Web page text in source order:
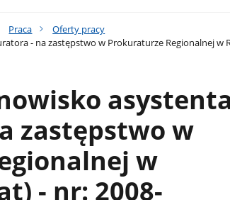
Praca
Oferty pracy
- na zastępstwo w Prokuraturze Regionalnej w
asystenta
zastępstwo w
w
- nr: 2008-